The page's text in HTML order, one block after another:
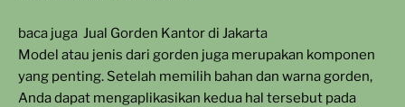
baca juga Jual Gorden Kantor di Jakarta
Model atau jenis dari gorden juga merupakan komponen
yang penting. Setelah memilih bahan dan warna gorden,
Anda dapat mengaplikasikan kedua hal tersebut pada